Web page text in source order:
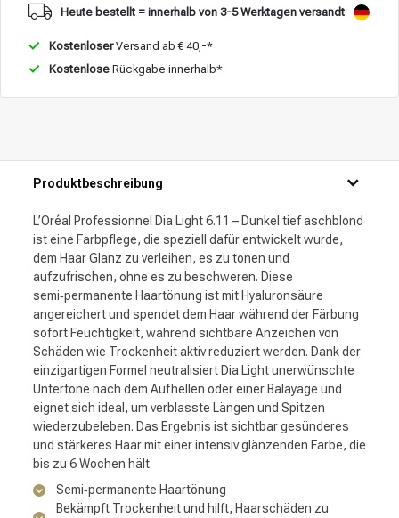
Heute bestellt = innerhalb von 3-5 Werktagen versandt
KostenloserVersand ab € 40,-*
Kostenlose Rückgabe innerhalb*
Produktbeschreibung
L’Oréal Professionnel Dia Light 6.11 – Dunkel tief aschblond
ist eine Farbpflege, die speziell dafür entwickelt wurde,
dem Haar Glanz zu verleihen, es zu tonen und
aufzufrischen, ohne es zu beschweren. Diese
semi‑permanente Haartönung ist mit Hyaluronsäure
angereichert und spendet dem Haar während der Färbung
sofort Feuchtigkeit, während sichtbare Anzeichen von
Schäden wie Trockenheit aktiv reduziert werden. Dank der
einzigartigen Formel neutralisiert Dia Light unerwünschte
Untertöne nach dem Aufhellen oder einer Balayage und
eignet sich ideal, um verblasste Längen und Spitzen
wiederzubeleben. Das Ergebnis ist sichtbar gesünderes
und stärkeres Haar mit einer intensiv glänzenden Farbe, die
bis zu 6 Wochen hält.
Semi‑permanente Haartönung
Bekämpft Trockenheit und hilft, Haarschäden zu